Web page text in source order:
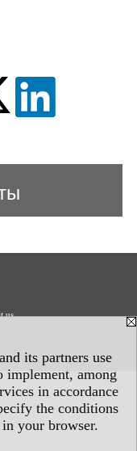
its partners use
implement, among
in accordance
the conditions
your browser.
us